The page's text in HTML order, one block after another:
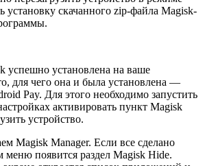
установку скачанного zip-файла Magisk-
успешно установлена на ваше
для чего она и была установлена —
Pay. Для этого необходимо запустить
активировать пункт Magisk
устройство.
Magisk Manager. Если все сделано
меню появится раздел Magisk Hide.